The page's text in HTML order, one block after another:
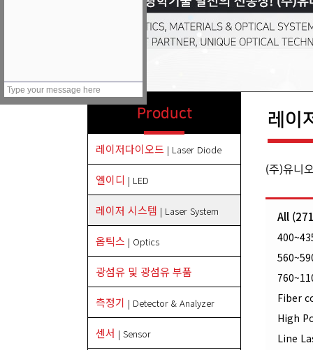
Product
레이저다이오드 | Laser Diode
엘이디 | LED
레이저 시스템 | Laser System
옵틱스 | Optics
광섬유 및 광섬유 부품
측정기 | Detector & Analyzer
센서 | Sensor
레이
(주)유니
All
Fiber
High
Line